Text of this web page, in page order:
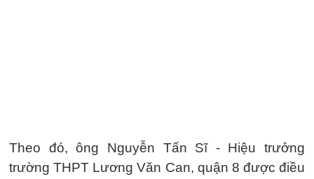
Theo đó, ông Nguyễn Tấn Sĩ - Hiệu trưởng
trường THPT Lương Văn Can, quận 8 được điều